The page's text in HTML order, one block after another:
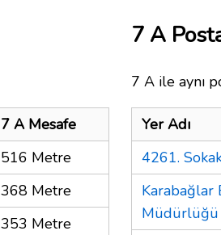
7 A Mesafe
516 Metre
368 Metre
353 Metre
7 A
7 A ile aynı
Yer Adı
4261.
Karabağlar
Müdürlüğü